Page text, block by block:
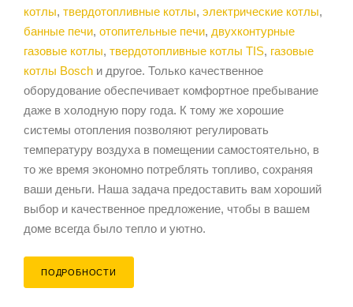
котлы, твердотопливные котлы, электрические котлы,
банные печи, отопительные печи, двухконтурные
газовые котлы, твердотопливные котлы TIS, газовые
котлы Bosch и другое. Только качественное
оборудование обеспечивает комфортное пребывание
даже в холодную пору года. К тому же хорошие
системы отопления позволяют регулировать
температуру воздуха в помещении самостоятельно, в
то же время экономно потреблять топливо, сохраняя
ваши деньги. Наша задача предоставить вам хороший
выбор и качественное предложение, чтобы в вашем
доме всегда было тепло и уютно.
ПОДРОБНОСТИ